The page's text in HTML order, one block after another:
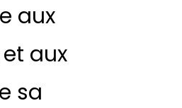
aux
aux
sa